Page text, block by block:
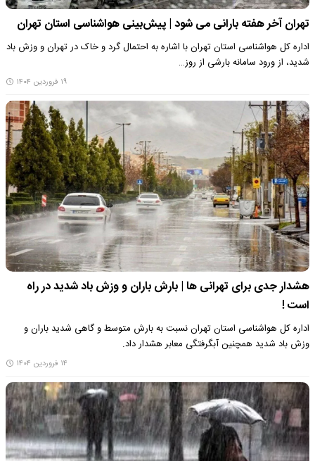
تهران آخر هفته بارانی می شود | پیش‌بینی هواشناسی استان تهران
اداره کل هواشناسی استان تهران با اشاره به احتمال گرد و خاک در تهران و وزش باد
شدید،‌ از ورود سامانه بارشی از روز…
۱۹ فروردین ۱۴۰۴
هشدار جدی برای تهرانی ها | بارش باران و وزش باد شدید در راه
است !
اداره کل هواشناسی استان تهران نسبت به بارش متوسط و گاهی شدید باران و
وزش باد شدید همچنین آبگرفتگی معابر هشدار داد.
۱۴ فروردین ۱۴۰۴